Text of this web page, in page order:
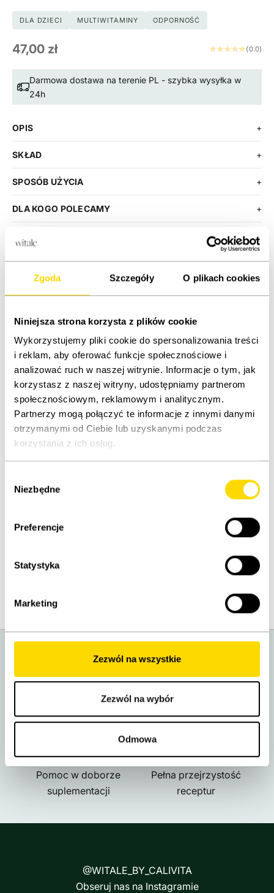
Zgoda Szczegóły O plikach cookies
Niniejsza strona korzysta z plików cookie
Wykorzystujemy pliki cookie do spersonalizowania treści
i reklam, aby oferować funkcje społecznościowe i
analizować ruch w naszej witrynie. Informacje o tym, jak
korzystasz z naszej witryny, udostępniamy partnerom
społecznościowym, reklamowym i analitycznym.
Partnerzy mogą połączyć te informacje z innymi danymi
otrzymanymi od Ciebie lub uzyskanymi podczas
korzystania z ich usług.
zgody
Niezbędne
Preferencje
Statystyka
Marketing
Zezwól na wszystkie
Zezwól na wybór
Odmowa
DLA DZIECI MULTIWITAMINY ODPORNOŚĆ
Cena promocyjna
47,00 zł (0.0)
Darmowa dostawa na terenie PL - szybka wysyłka w
24h
OPIS +
SKŁAD +
SPOSÓB UŻYCIA +
DLA KOGO POLECAMY +
Zmniejsz ilość
DODAJ DO KOSZYKA
KUP TERAZ
ETYKIETA PRODUKTU
OPIS OCENY
WSPARCIE EKSPERTA
Pomoc w doborze
suplementacji
NATURALNE FORMUŁY
Pełna przejrzystość
receptur
@WITALE_BY_CALIVITA
Obseruj nas na Instagramie